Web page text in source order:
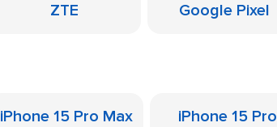
ZTE Google Pixel
iPhone 15 Pro Max iPhone 15 Pro